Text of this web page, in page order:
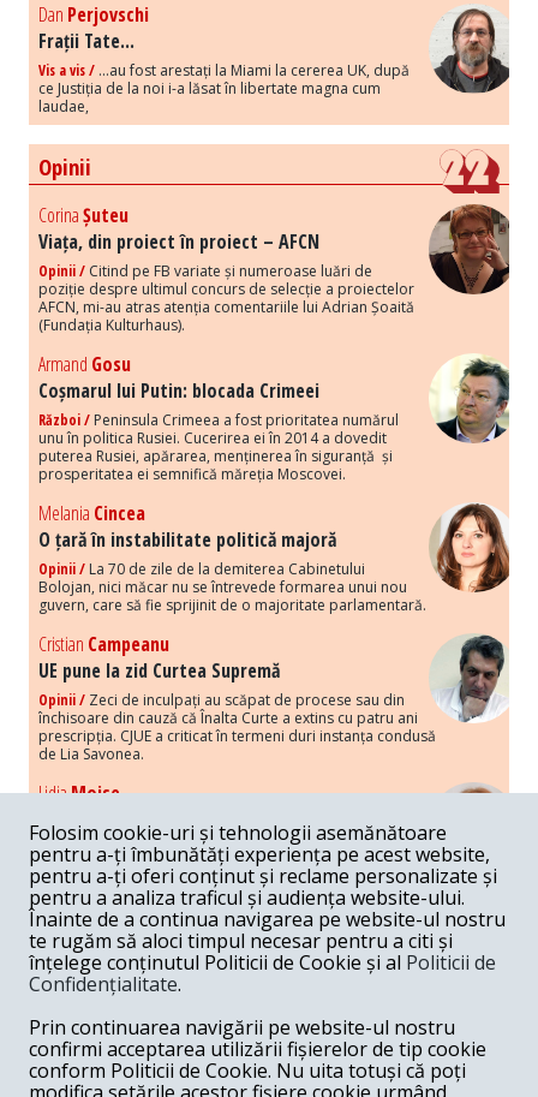
Dan Perjovschi
Frații Tate...
Vis a vis / ...au fost arestați la Miami la cererea UK, după
ce Justiția de la noi i-a lăsat în libertate magna cum
laudae,
Opinii
CorinaȘuteu
Viața, din proiect în proiect – AFCN
Opinii / Citind pe FB variate și numeroase luări de
poziție despre ultimul concurs de selecție a proiectelor
AFCN, mi-au atras atenția comentariile lui Adrian Șoaită
(Fundația Kulturhaus).
Armand Gosu
Coșmarul lui Putin: blocada Crimeei
Război / Peninsula Crimeea a fost prioritatea numărul
unu în politica Rusiei. Cucerirea ei în 2014 a dovedit
puterea Rusiei, apărarea, menținerea în siguranță și
prosperitatea ei semnifică măreția Moscovei.
Melania Cincea
O țară în instabilitate politică majoră
Opinii / La 70 de zile de la demiterea Cabinetului
Bolojan, nici măcar nu se întrevede formarea unui nou
guvern, care să fie sprijinit de o majoritate parlamentară.
Cristian Campeanu
UE pune la zid Curtea Supremă
Opinii / Zeci de inculpați au scăpat de procese sau din
închisoare din cauză că Înalta Curte a extins cu patru ani
prescripția. CJUE a criticat în termeni duri instanța condusă
de Lia Savonea.
LidiaMoise
Costurile economice ale haosului politic
Opinii / Economia nu poate rezista cu retorica falsă a
susținerii intereselor poporului, care, de fapt, ascunde
obsesia menținerii privilegiilor și a averilor unor caste.
Melania Cincea
Noi puseuri de xenofobie din partea românilor
„neaoși”
Periodic, în spațiul public sunt voci care lansează
mesaje xenofobe la adresa câte unui politician care deranjează un
anumit grup politico-mediatic, într-un anumit moment.
ArmandGosu
Folosim cookie-uri și tehnologii asemănătoare
pentru a-ți îmbunătăți experiența pe acest website,
pentru a-ți oferi conținut și reclame personalizate și
pentru a analiza traficul și audiența website-ului.
Înainte de a continua navigarea pe website-ul nostru
te rugăm să aloci timpul necesar pentru a citi și
înțelege conținutul Politicii de Cookie și al Politicii de
Confidențialitate.
Prin continuarea navigării pe website-ul nostru
confirmi acceptarea utilizării fișierelor de tip cookie
conform Politicii de Cookie. Nu uita totuși că poți